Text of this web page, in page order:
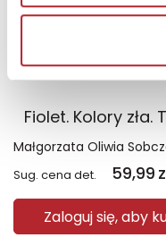
Fiolet. Kolory zła.
Małgorzata Oliwia
Sug. cena det. 59,99
Zaloguj się, aby